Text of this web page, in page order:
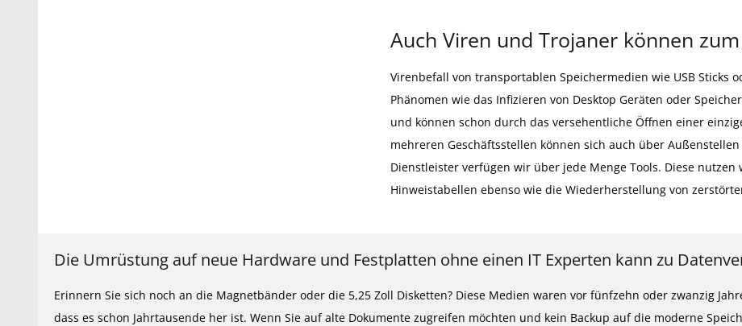
Auch Viren und Trojaner können
Virenbefall von transportablen Speichermedien wie USB Sticks
Phänomen wie das Infizieren von Desktop Geräten oder
und können schon durch das versehentliche Öffnen einer
mehreren Geschäftsstellen können sich auch über
Dienstleister verfügen wir über jede Menge Tools. Diese
Hinweistabellen ebenso wie die Wiederherstellung von
Die Umrüstung auf neue Hardware und Festplatten ohne einen IT Experten kann zu
Erinnern Sie sich noch an die Magnetbänder oder die 5,25 Zoll Disketten? Diese Medien waren vor fünfzehn oder zwanzig
dass es schon Jahrtausende her ist. Wenn Sie auf alte Dokumente zugreifen möchten und kein Backup auf die moderne